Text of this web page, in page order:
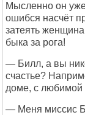
Мысленно он
ошибся насчёт
затеять
быка за рога!
— Билл, а вы
счастье?
доме, с
— Меня миссис